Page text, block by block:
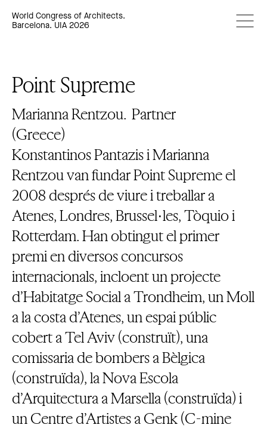
World Congress of Architects.
Barcelona. UIA 2026
Point Supreme
Marianna Rentzou. Partner
(Greece)
Konstantinos Pantazis i Marianna
Rentzou van fundar Point Supreme el
2008 després de viure i treballar a
Atenes, Londres, Brussel·les, Tòquio i
Rotterdam. Han obtingut el primer
premi en diversos concursos
internacionals, incloent un projecte
d’Habitatge Social a Trondheim, un Moll
a la costa d’Atenes, un espai públic
cobert a Tel Aviv (construït), una
comissaria de bombers a Bèlgica
(construïda), la Nova Escola
d’Arquitectura a Marsella (construïda) i
un Centre d’Artistes a Genk (C-mine